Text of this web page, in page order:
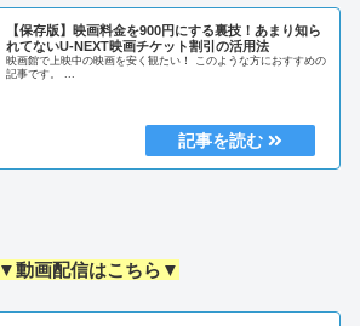
【保存版】映画料金を900円にする裏技！あまり知ら
れてないU-NEXT映画チケット割引の活用法
映画館で上映中の映画を安く観たい！ このような方におすすめの
記事です。 ...
▼動画配信はこちら▼